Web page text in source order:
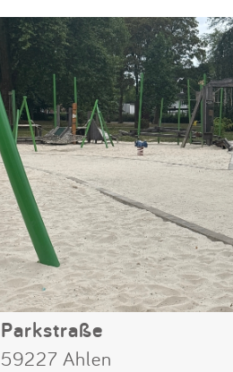
Parkstraße
59227 Ahlen